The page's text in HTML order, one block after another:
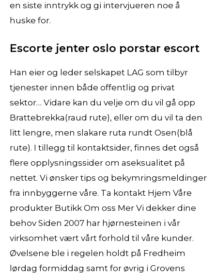
en siste inntrykk og gi intervjueren noe å
huske for.
Escorte jenter oslo porstar escort
Han eier og leder selskapet LAG som tilbyr
tjenester innen både offentlig og privat
sektor… Vidare kan du velje om du vil gå opp
Brattebrekka(raud rute), eller om du vil ta den
litt lengre, men slakare ruta rundt Osen(blå
rute). I tillegg til kontaktsider, finnes det også
flere opplysningssider om aseksualitet på
nettet. Vi ønsker tips og bekymringsmeldinger
fra innbyggerne våre. Ta kontakt Hjem Våre
produkter Butikk Om oss Mer Vi dekker dine
behov Siden 2007 har hjørnesteinen i vår
virksomhet vært vårt forhold til våre kunder.
Øvelsene ble i regelen holdt på Fredheim
lørdag formiddag samt for øvrig i Grovens